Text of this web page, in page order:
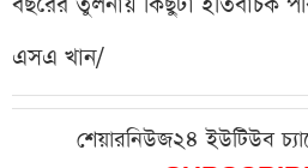
এসএ খান/
শেয়ারনিউজ২৪ ইউটিউব